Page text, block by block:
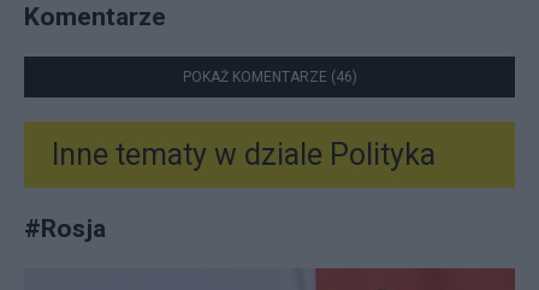
Komentarze
POKAŻ KOMENTARZE (46)
Inne tematy w dziale Polityka
#Rosja